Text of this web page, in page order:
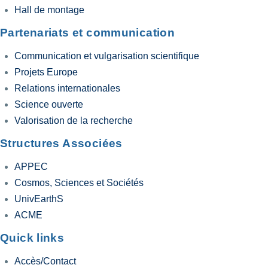
Hall de montage
Partenariats et communication
Communication et vulgarisation scientifique
Projets Europe
Relations internationales
Science ouverte
Valorisation de la recherche
Structures Associées
APPEC
Cosmos, Sciences et Sociétés
UnivEarthS
ACME
Quick links
Accès/Contact